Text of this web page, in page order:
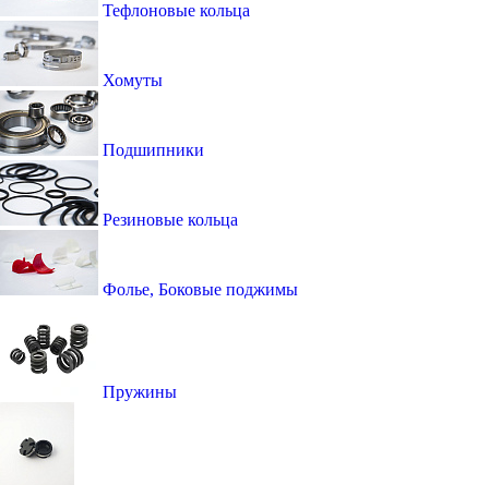
Тефлоновые кольца
Хомуты
Подшипники
Резиновые кольца
Фолье, Боковые поджимы
Пружины